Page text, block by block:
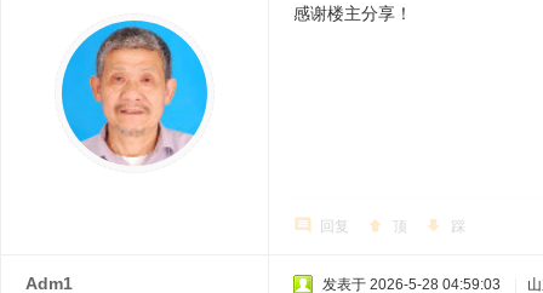
感谢楼主分享！
回复 顶 踩
Adm1 发表于 2026-5-28 04:59:03